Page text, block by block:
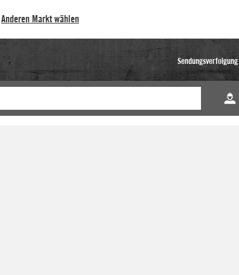
Anderen Markt wählen
Sendungsverfolgung